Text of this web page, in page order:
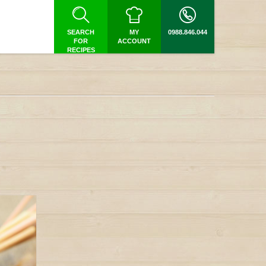
SEARCH
FOR
RECIPES
MY
ACCOUNT
0988.846.044